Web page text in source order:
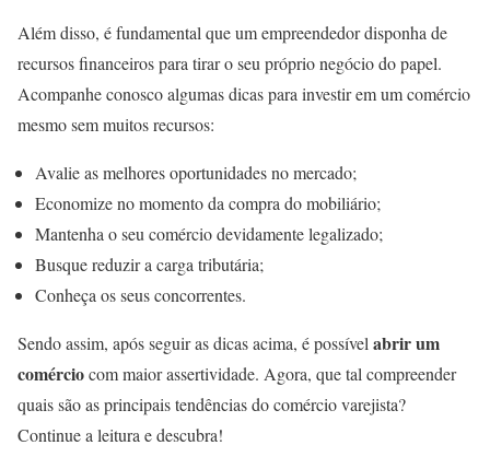
Além disso, é fundamental que um empreendedor disponha de
recursos financeiros para tirar o seu próprio negócio do papel.
Acompanhe conosco algumas dicas para investir em um comércio
mesmo sem muitos recursos:
Avalie as melhores oportunidades no mercado;
Economize no momento da compra do mobiliário;
Mantenha o seu comércio devidamente legalizado;
Busque reduzir a carga tributária;
Conheça os seus concorrentes.
Sendo assim, após seguir as dicas acima, é possível abrir um
comérciocom maior assertividade. Agora, que tal compreender
quais são as principais tendências do comércio varejista?
Continue a leitura e descubra!